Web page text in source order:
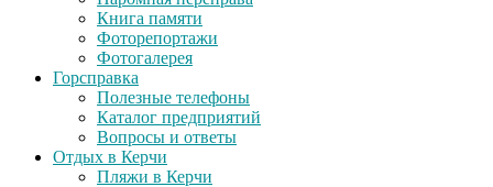
Книга памяти
Фоторепортажи
Фотогалерея
Горсправка
Полезные телефоны
Каталог предприятий
Вопросы и ответы
Отдых в Керчи
Пляжи в Керчи